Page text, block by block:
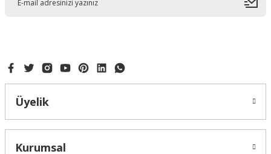
Üyelik
Kurumsal